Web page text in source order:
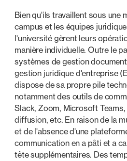
Bien qu'ils travaillent sous une
campus et les équipes
l'université gèrent leurs
manière individuelle. Outre le
systèmes de gestion
gestion juridique d'entreprise
dispose de sa propre pile
notamment des outils de
Slack, Zoom, Microsoft
diffusion, etc. En raison de la
et de l'absence d'une
communication en a pâti et a
tête supplémentaires. Des